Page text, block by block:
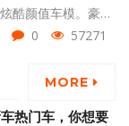
酷颜值车模。豪车
这里集结……这一切
0 57271
MORE
热门车，你想要